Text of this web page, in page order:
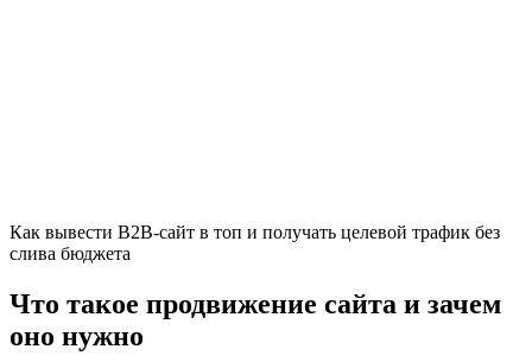
Как вывести B2B-сайт в топ и получать целевой трафик без
слива бюджета
Что такое продвижение сайта и зачем
оно нужно